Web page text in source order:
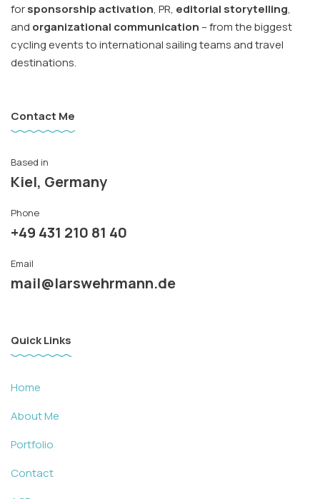
forsponsorship activation, PR, editorial storytelling,
and organizational communication – from the biggest
cycling events to international sailing teams and travel
destinations.
Contact Me
Based in
Kiel, Germany
Phone
+49 431 210 81 40
Email
mail@larswehrmann.de
Quick Links
Home
About Me
Portfolio
Contact